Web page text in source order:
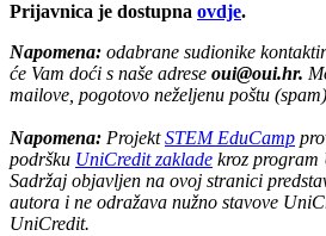
Prijavnica je dostupna ovdje.
Napomena: odabrane sudionike
će Vam doći s naše adrese oui@oui.hr.
mailove, pogotovo neželjenu poštu
Napomena: ProjektSTEM EduCamp
podršku UniCredit zaklade kroz
Sadržaj objavljen na ovoj stranici
autora i ne odražava nužno stavove
UniCredit.